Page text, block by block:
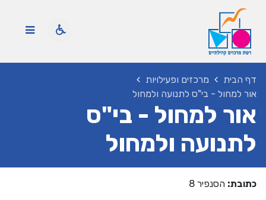
דף הבית
מרכזים ופעילויות
אור למחול - בי"ס לתנועה ולמחול
אור למחול - בי"ס
לתנועה ולמחול
כתובת: הסנפיר 8